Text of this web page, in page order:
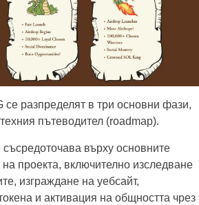
се разпределят в три основни фази,
пътеводител (roadmap).
върху основните
на проекта, включително изследване
изграждане на уебсайт,
и активация на общността чрез